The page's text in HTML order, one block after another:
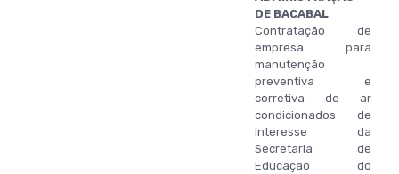
DE BACABAL
Contratação de
empresa para
manutenção
preventiva e
corretiva de ar
condicionados de
interesse da
Secretaria de
Educação do